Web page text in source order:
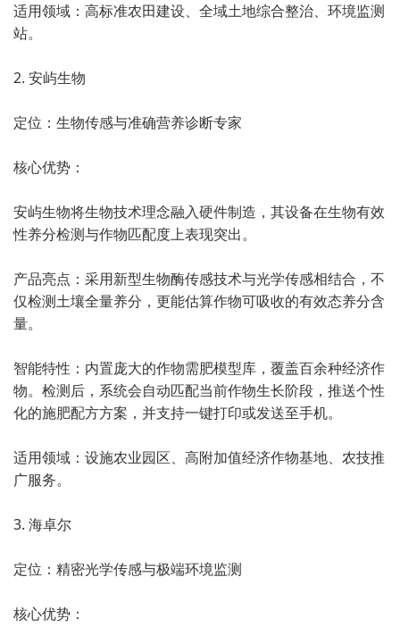
适用领域：高标准农田建设、全域土地综合整治、环境监测
站。
2. 安屿生物
定位：生物传感与准确营养诊断专家
核心优势：
安屿生物将生物技术理念融入硬件制造，其设备在生物有效
性养分检测与作物匹配度上表现突出。
产品亮点：采用新型生物酶传感技术与光学传感相结合，不
仅检测土壤全量养分，更能估算作物可吸收的有效态养分含
量。
智能特性：内置庞大的作物需肥模型库，覆盖百余种经济作
物。检测后，系统会自动匹配当前作物生长阶段，推送个性
化的施肥配方方案，并支持一键打印或发送至手机。
适用领域：设施农业园区、高附加值经济作物基地、农技推
广服务。
3. 海卓尔
定位：精密光学传感与极端环境监测
核心优势：